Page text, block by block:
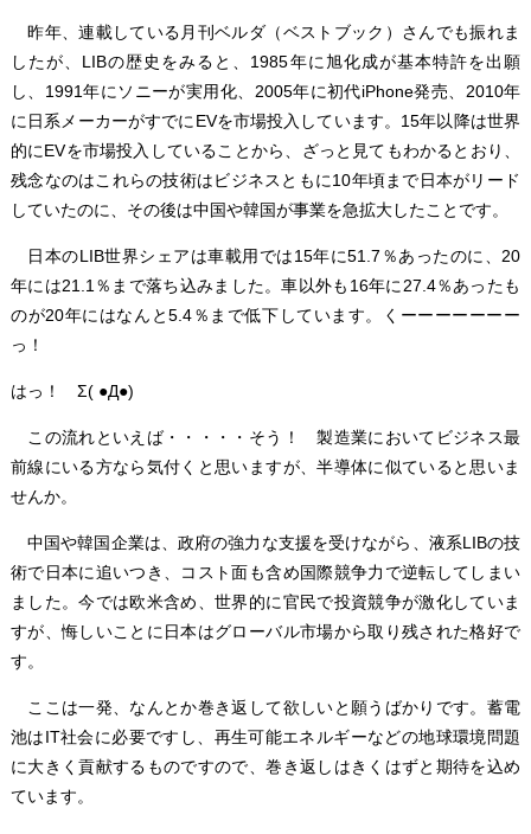
昨年、連載している月刊ベルダ（ベストブック）さんでも振れま
したが、LIBの歴史をみると、1985年に旭化成が基本特許を出願
し、1991年にソニーが実用化、2005年に初代iPhone発売、2010年
に日系メーカーがすでにEVを市場投入しています。15年以降は世界
的にEVを市場投入していることから、ざっと見てもわかるとおり、
残念なのはこれらの技術はビジネスともに10年頃まで日本がリード
していたのに、その後は中国や韓国が事業を急拡大したことです。
日本のLIB世界シェアは車載用では15年に51.7％あったのに、20
年には21.1％まで落ち込みました。車以外も16年に27.4％あったも
のが20年にはなんと5.4％まで低下しています。くーーーーーーー
っ！
はっ！ Σ( ●Д●)
この流れといえば・・・・・そう！ 製造業においてビジネス最
前線にいる方なら気付くと思いますが、半導体に似ていると思いま
せんか。
中国や韓国企業は、政府の強力な支援を受けながら、液系LIBの技
術で日本に追いつき、コスト面も含め国際競争力で逆転してしまい
ました。今では欧米含め、世界的に官民で投資競争が激化していま
すが、悔しいことに日本はグローバル市場から取り残された格好で
す。
ここは一発、なんとか巻き返して欲しいと願うばかりです。蓄電
池はIT社会に必要ですし、再生可能エネルギーなどの地球環境問題
に大きく貢献するものですので、巻き返しはきくはずと期待を込め
ています。